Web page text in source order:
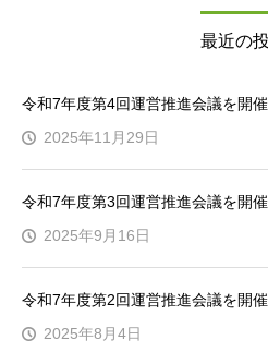
最近の
令和7年度第4回運営推進会議を開催
2025年11月29日
令和7年度第3回運営推進会議を開催
2025年9月16日
令和7年度第2回運営推進会議を開催
2025年8月4日